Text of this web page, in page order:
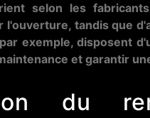
selon les
l'ouverture, tandis que
exemple, disposent
et garantir
du